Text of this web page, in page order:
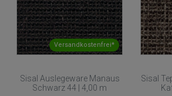
Versandkostenfrei*
Sisal Auslegeware Manaus
Schwarz 44 | 4,00 m
Sisal